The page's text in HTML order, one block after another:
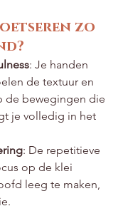
zo
: Je handen
de textuur en
de bewegingen die
je volledig in het
: De repetitieve
op de klei
leeg te maken,